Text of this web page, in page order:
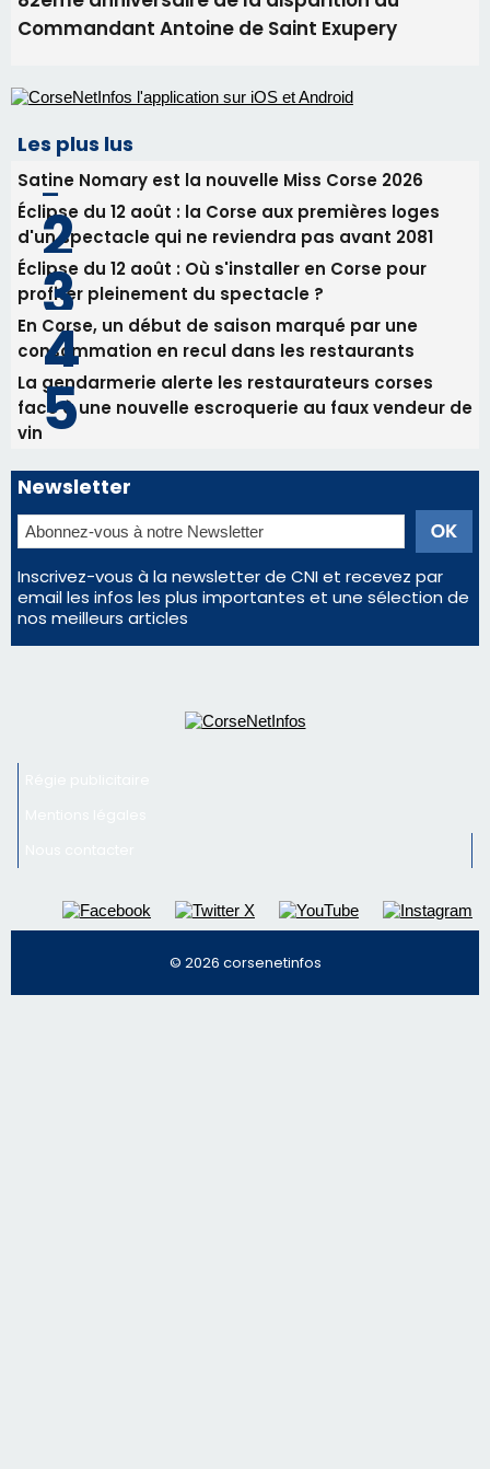
Éclipse du 12 août : Où s'installer en Corse pour
profiter pleinement du spectacle ?
consommation en recul dans les restaurants
face à une nouvelle escroquerie au faux vendeur de
vin
Newsletter
Inscrivez-vous à la newsletter de CNI et recevez par
email les infos les plus importantes et une sélection de
nos meilleurs articles
Régie publicitaire
Nous contacter
© 2026 corsenetinfos